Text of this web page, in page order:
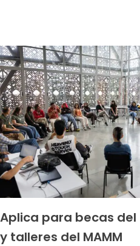
Aplica para becas del
y talleres del MAMM